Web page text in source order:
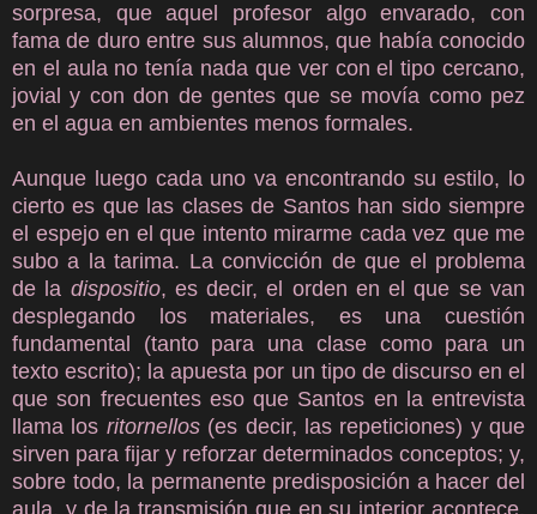
sorpresa, que aquel profesor algo envarado, con
fama de duro entre sus alumnos, que había conocido
en el aula no tenía nada que ver con el tipo cercano,
jovial y con don de gentes que se movía como pez
en el agua en ambientes menos formales.
Aunque luego cada uno va encontrando su estilo, lo
cierto es que las clases de Santos han sido siempre
el espejo en el que intento mirarme cada vez que me
subo a la tarima. La convicción de que el problema
de la dispositio, es decir, el orden en el que se van
desplegando los materiales, es una cuestión
fundamental (tanto para una clase como para un
texto escrito); la apuesta por un tipo de discurso en el
que son frecuentes eso que Santos en la entrevista
llama los ritornellos(es decir, las repeticiones) y que
sirven para fijar y reforzar determinados conceptos; y,
sobre todo, la permanente predisposición a hacer del